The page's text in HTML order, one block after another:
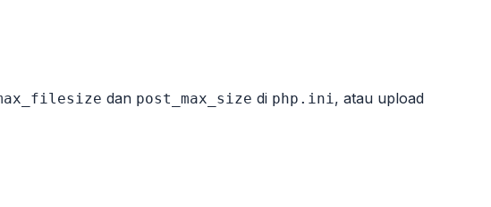
dan post_max_size di php.ini, atau upload